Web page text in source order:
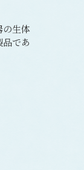
生体
であ